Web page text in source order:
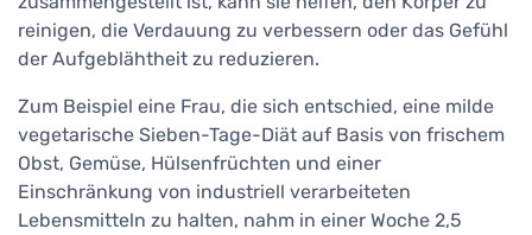
reinigen, die Verdauung zu verbessern oder das Gefühl
der Aufgeblähtheit zu reduzieren.
Zum Beispiel eine Frau, die sich entschied, eine milde
vegetarische Sieben-Tage-Diät auf Basis von frischem
Obst, Gemüse, Hülsenfrüchten und einer
Einschränkung von industriell verarbeiteten
Lebensmitteln zu halten, nahm in einer Woche 2,5